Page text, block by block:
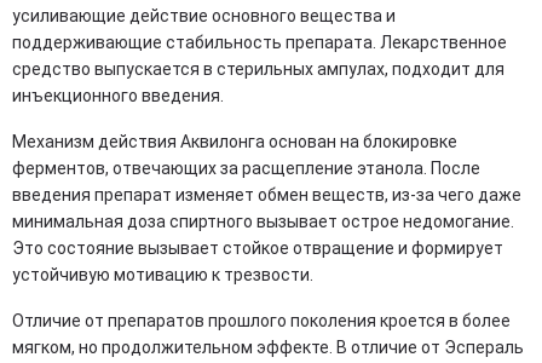
усиливающие действие основного вещества и
поддерживающие стабильность препарата. Лекарственное
средство выпускается в стерильных ампулах, подходит для
инъекционного введения.
Механизм действия Аквилонга основан на блокировке
ферментов, отвечающих за расщепление этанола. После
введения препарат изменяет обмен веществ, из-за чего даже
минимальная доза спиртного вызывает острое недомогание.
Это состояние вызывает стойкое отвращение и формирует
устойчивую мотивацию к трезвости.
Отличие от препаратов прошлого поколения кроется в более
мягком, но продолжительном эффекте. В отличие от Эспераль